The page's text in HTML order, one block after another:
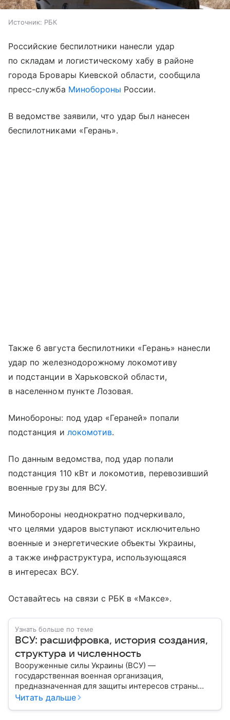
Источник: РБК
Российские беспилотники нанесли удар
по складам и логистическому хабу в районе
города Бровары Киевской области, сообщила
пресс-служба Минобороны России.
В ведомстве заявили, что удар был нанесен
беспилотниками «Герань».
Также 6 августа беспилотники «Герань» нанесли
удар по железнодорожному локомотиву
и подстанции в Харьковской области,
в населенном пункте Лозовая.
Минобороны: под удар «Гераней» попали
подстанция и локомотив.
По данным ведомства, под удар попали
подстанция 110 кВт и локомотив, перевозивший
военные грузы для ВСУ.
Минобороны неоднократно подчеркивало,
что целями ударов выступают исключительно
военные и энергетические объекты Украины,
а также инфраструктура, использующаяся
в интересах ВСУ.
Оставайтесь на связи с РБК в «Максе».
Узнать больше по теме
ВСУ: расшифровка, история создания,
структура и численность
Вооруженные силы Украины (ВСУ) —
государственная военная организация,
предназначенная для защиты интересов страны
военным путем. Была создана после
Читать дальше